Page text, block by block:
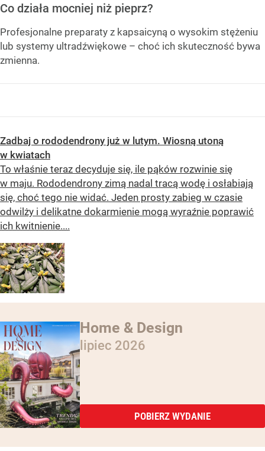
Co działa mocniej niż pieprz?
Profesjonalne preparaty z kapsaicyną o wysokim stężeniu
lub systemy ultradźwiękowe – choć ich skuteczność bywa
zmienna.
Zadbaj o rododendrony już w lutym. Wiosną utoną
w kwiatach
To właśnie teraz decyduje się, ile pąków rozwinie się
w maju. Rododendrony zimą nadal tracą wodę i osłabiają
się, choć tego nie widać. Jeden prosty zabieg w czasie
odwilży i delikatne dokarmienie mogą wyraźnie poprawić
ich kwitnienie....
Home & Design
lipiec 2026
POBIERZ WYDANIE